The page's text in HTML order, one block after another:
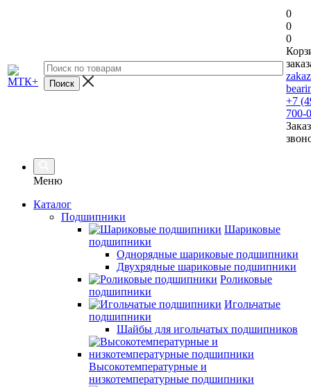
0
0
0
+7
700-
Меню
Каталог
Подшипники
Шариковые
подшипники
Однорядные шариковые подшипники
Двухрядные шариковые подшипники
Роликовые
подшипники
Игольчатые
подшипники
Шайбы для игольчатых подшипников
Высокотемпературные и
низкотемпературные подшипники